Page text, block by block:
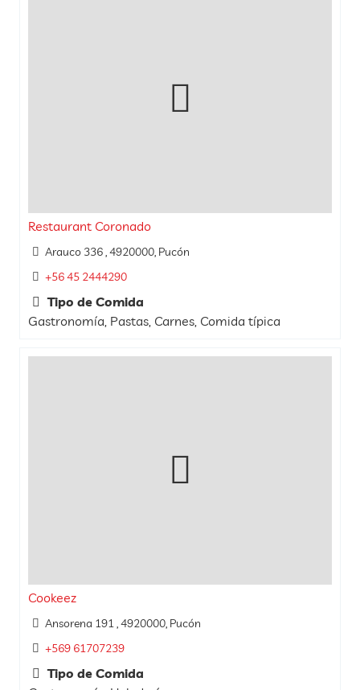
Restaurant Coronado
Arauco 336 , 4920000, Pucón
+56 45 2444290
Tipo de Comida
Gastronomía, Pastas, Carnes, Comida típica
Cookeez
Ansorena 191 , 4920000, Pucón
+569 61707239
Tipo de Comida